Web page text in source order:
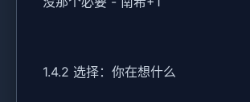
1.4.2 选择：你在想什么